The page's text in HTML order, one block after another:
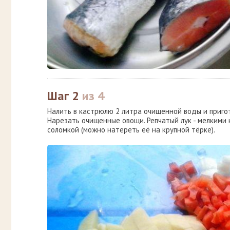
Шаг 2 из 4
Налить в кастрюлю 2 литра очищенной воды и
Нарезать очищенные овощи. Репчатый лук - мелкими
соломкой (можно натереть её на крупной тёрке).